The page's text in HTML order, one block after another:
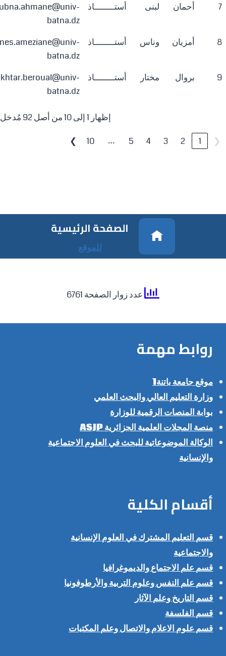
7
أحمان لبنى أستــــــــاذ
batna.dz
8
أمزيان وناس أستــــــــاذ
batna.dz
9
بروال مختار أستــــــــاذ
batna.dz
إظهار 1 إلى 10 من أصل 92 مُدخل
❮
1
2
3
4
5
…
10
❯
الصفحة الرئيسية
للموقع
عدد زوار الصفحة 6761
روابط مهمة
موقع جامعة باتنة1
وزارة التعليم العالي والبحث العلمي
بوابة المنصات الرقمية للوزارة
منصة المجلات العلمية الجزائرية ASJP
الوكالة الموضوعاتية للبحث في العلوم الاجتماعية
والإنسانية
أقسام الكلية
قسم التعليم المشترك في العلوم الإنسانية
والاجتماعية
قسم علم الاجتماع والديموغرافيا
قسم علم النفس وعلوم التربية والأرطوفونيا
قسم التاريخ وعلم الآثار
قسم الفلسفة
قسم علوم الاعلام والاتصال وعلم المكتبات